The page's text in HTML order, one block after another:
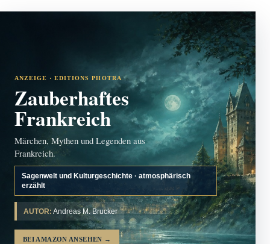
ANZEIGE · EDITIONS PHOTRA
Zauberhaftes
Frankreich
Märchen, Mythen und Legenden aus
Frankreich.
Sagenwelt und Kulturgeschichte · atmosphärisch
erzählt
AUTOR: Andreas M. Brucker
BEI AMAZON ANSEHEN →